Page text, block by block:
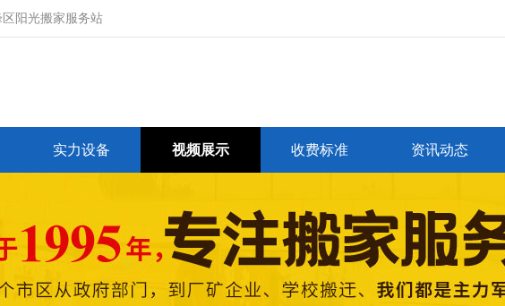
阳光搬家服务站
实力设备 视频展示 收费标准 资讯动态